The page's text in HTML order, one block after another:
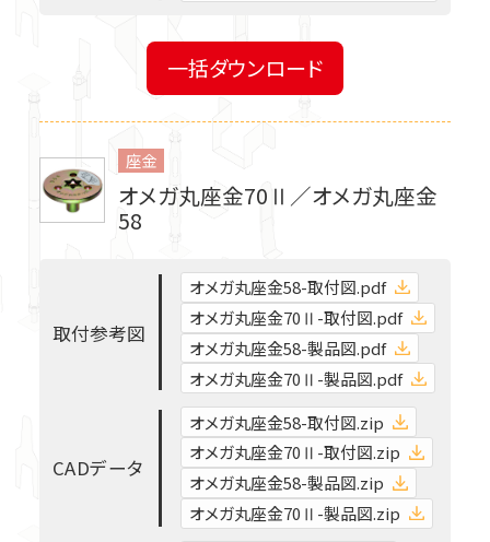
火打金物・たる木固定金物
梁受け金物・大引き受け金物
スチール束・土台・基礎関連
ビス、釘、ナット、他
ステンレス金物
2×4用金物関連
一括ダウンロード
座金
オメガ丸座金70Ⅱ／オメガ丸座金
58
取付参考図
オメガ丸座金58-取付図.pdf
オメガ丸座金70Ⅱ-取付図.pdf
オメガ丸座金58-製品図.pdf
オメガ丸座金70Ⅱ-製品図.pdf
CADデータ
オメガ丸座金58-取付図.zip
オメガ丸座金70Ⅱ-取付図.zip
オメガ丸座金58-製品図.zip
オメガ丸座金70Ⅱ-製品図.zip